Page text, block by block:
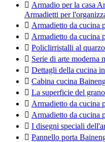
 Armadio per la casa
Armadietti per
 Armadietto da cucina
 Armadietto da cucina
 Policlirristalli al
 Serie di arte moderna
 Dettagli della cucina
 Cabina cucina
 La superficie del
 Armadietto da cucina
 Armadietto da cucina
 I disegni speciali
 Pannello porta